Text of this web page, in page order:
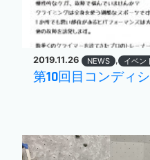
2019.11.26 NEWS , イベン
第10回目コンディ